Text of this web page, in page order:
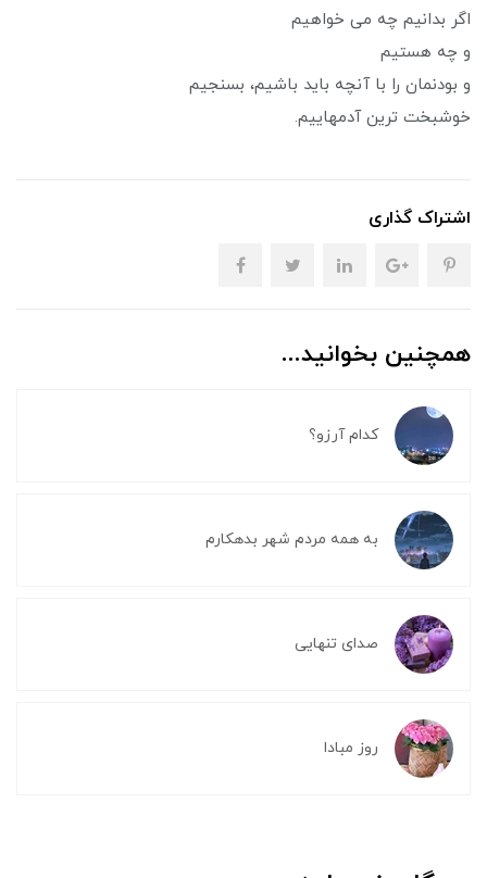
اگر بدانیم چه می خواهیم
و چه هستیم
و بودنمان را با آنچه باید باشیم، بسنجیم
خوشبخت ترین آدمهاییم.
اشتراک گذاری
همچنین بخوانید...
کدام آرزو؟
به همه مردم شهر بدهکارم
صدای تنهایی
روز مبادا